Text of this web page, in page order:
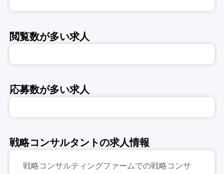
閲覧数が多い求人
応募数が多い求人
戦略コンサルタントの求人情報
戦略コンサルティングファームでの戦略コンサ